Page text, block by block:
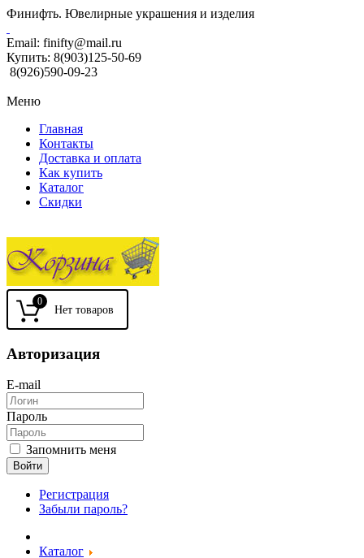
Финифть. Ювелирные украшения и изделия
Email: finifty@mail.ru
Купить: 8(903)125-50-69
8(926)590-09-23
Меню
Главная
Контакты
Доставка и оплата
Как купить
Каталог
Скидки
0
Авторизация
E-mail
Пароль
Запомнить меня
Войти
Регистрация
Забыли пароль?
Каталог